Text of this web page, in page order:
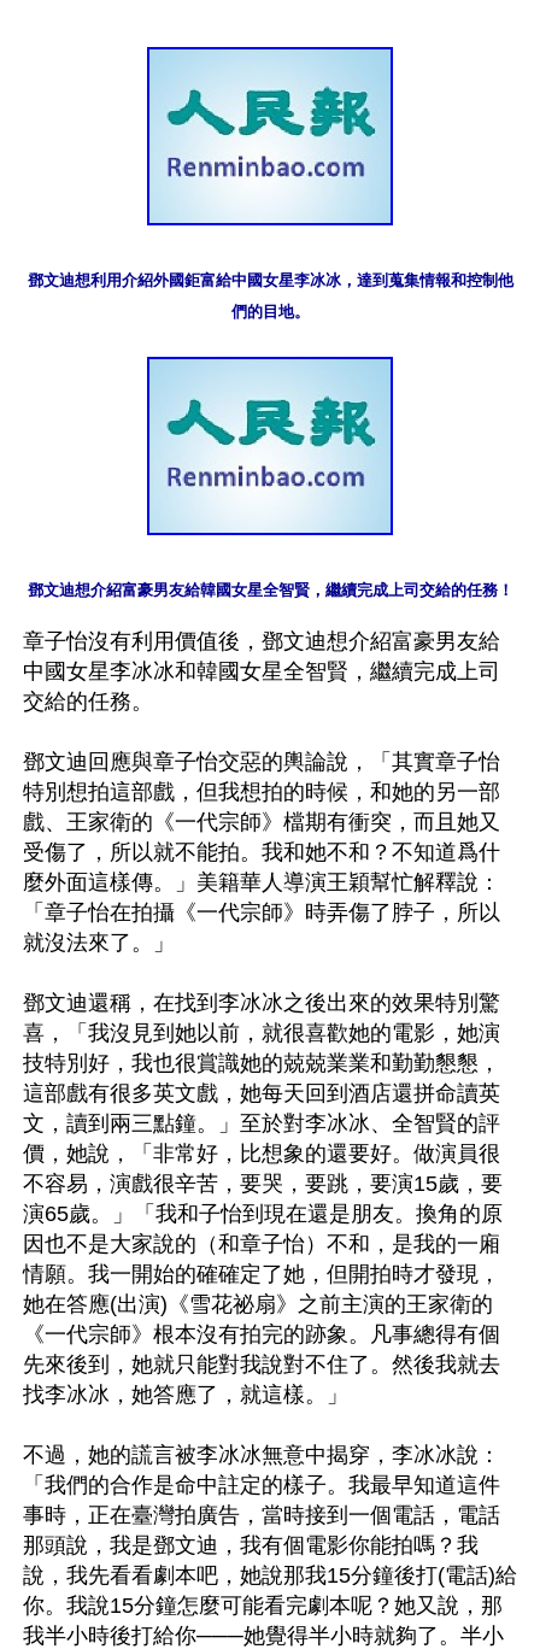
鄧文迪想利用介紹外國鉅富給中國女星李冰冰，達到蒐集情報和控制他
們的目地。
鄧文迪想介紹富豪男友給韓國女星全智賢，繼續完成上司交給的任務！
章子怡沒有利用價值後，鄧文迪想介紹富豪男友給
中國女星李冰冰和韓國女星全智賢，繼續完成上司
交給的任務。
鄧文迪回應與章子怡交惡的輿論說，「其實章子怡
特別想拍這部戲，但我想拍的時候，和她的另一部
戲、王家衛的《一代宗師》檔期有衝突，而且她又
受傷了，所以就不能拍。我和她不和？不知道爲什
麼外面這樣傳。」美籍華人導演王穎幫忙解釋說：
「章子怡在拍攝《一代宗師》時弄傷了脖子，所以
就沒法來了。」
鄧文迪還稱，在找到李冰冰之後出來的效果特別驚
喜，「我沒見到她以前，就很喜歡她的電影，她演
技特別好，我也很賞識她的兢兢業業和勤勤懇懇，
這部戲有很多英文戲，她每天回到酒店還拼命讀英
文，讀到兩三點鐘。」至於對李冰冰、全智賢的評
價，她說，「非常好，比想象的還要好。做演員很
不容易，演戲很辛苦，要哭，要跳，要演15歲，要
演65歲。」「我和子怡到現在還是朋友。換角的原
因也不是大家說的（和章子怡）不和，是我的一廂
情願。我一開始的確確定了她，但開拍時才發現，
她在答應(出演)《雪花祕扇》之前主演的王家衛的
《一代宗師》根本沒有拍完的跡象。凡事總得有個
先來後到，她就只能對我說對不住了。然後我就去
找李冰冰，她答應了，就這樣。」
不過，她的謊言被李冰冰無意中揭穿，李冰冰說：
「我們的合作是命中註定的樣子。我最早知道這件
事時，正在臺灣拍廣告，當時接到一個電話，電話
那頭說，我是鄧文迪，我有個電影你能拍嗎？我
說，我先看看劇本吧，她說那我15分鐘後打(電話)給
你。我說15分鐘怎麼可能看完劇本呢？她又說，那
我半小時後打給你───她覺得半小時就夠了。半小